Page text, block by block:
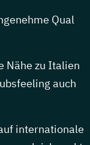
Qual
Nähe zu Italien
auch
internationale